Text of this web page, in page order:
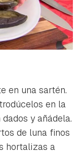
has de
CANCELAR
en una sartén.
en la
y añádela.
de luna finos
hortalizas a
boletín.